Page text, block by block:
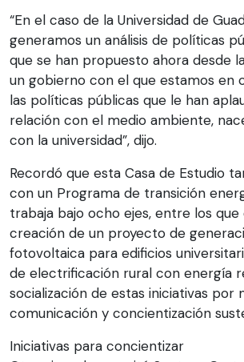
“En el caso de la Universidad de
generamos un análisis de políticas
que se han propuesto ahora desde
un gobierno con el que estamos en
las políticas públicas que le han
relación con el medio ambiente,
con la universidad”, dijo.
Recordó que esta Casa de Estudio
con un Programa de transición
trabaja bajo ocho ejes, entre los
creación de un proyecto de
fotovoltaica para edificios
de electrificación rural con energía
socialización de estas iniciativas por
comunicación y concientización
Iniciativas para concientizar